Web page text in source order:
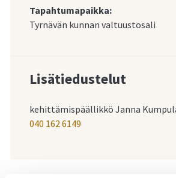
Tapahtumapaikka:
Tyrnävän kunnan valtuustosali
Lisätiedustelut
kehittämispäällikkö Janna
040 162 6149